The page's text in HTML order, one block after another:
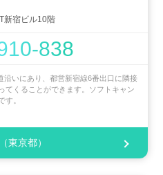
新宿ビル10階
838
いにあり、都営新宿線6番出口に隣接
てくることができます。ソフトキャン
す。
東京都）